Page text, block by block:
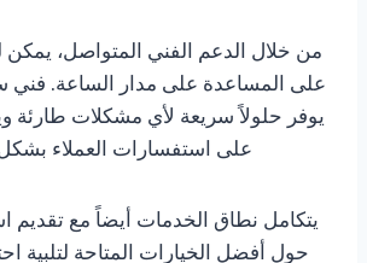
من خلال الدعم الفني المتواصل، يمكن
على المساعدة على مدار الساعة. فني
يوفر حلولاً سريعة لأي مشكلات
على استفسارات العملاء
يتكامل نطاق الخدمات أيضاً مع تقديم
حول أفضل الخيارات المتاحة لتلبية